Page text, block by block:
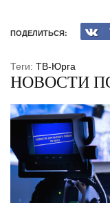
ПОДЕЛИТЬСЯ:
Теги: ТВ-Юрга
НОВОСТИ